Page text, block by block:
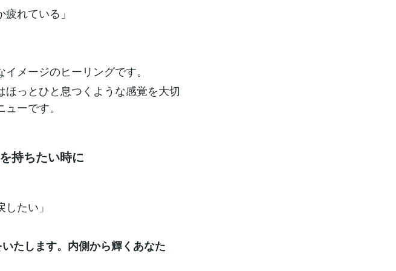
れている」
メージのヒーリングです。
っとひと息つくような感覚を大切
ーです。
持ちたい時に
たい」
たします。内側から輝くあなた